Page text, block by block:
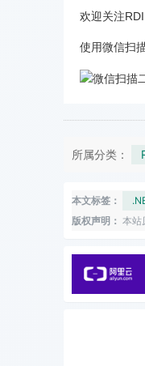
欢迎关注
使用微信扫
所属分类：
本文标签：
版权声明： 本站